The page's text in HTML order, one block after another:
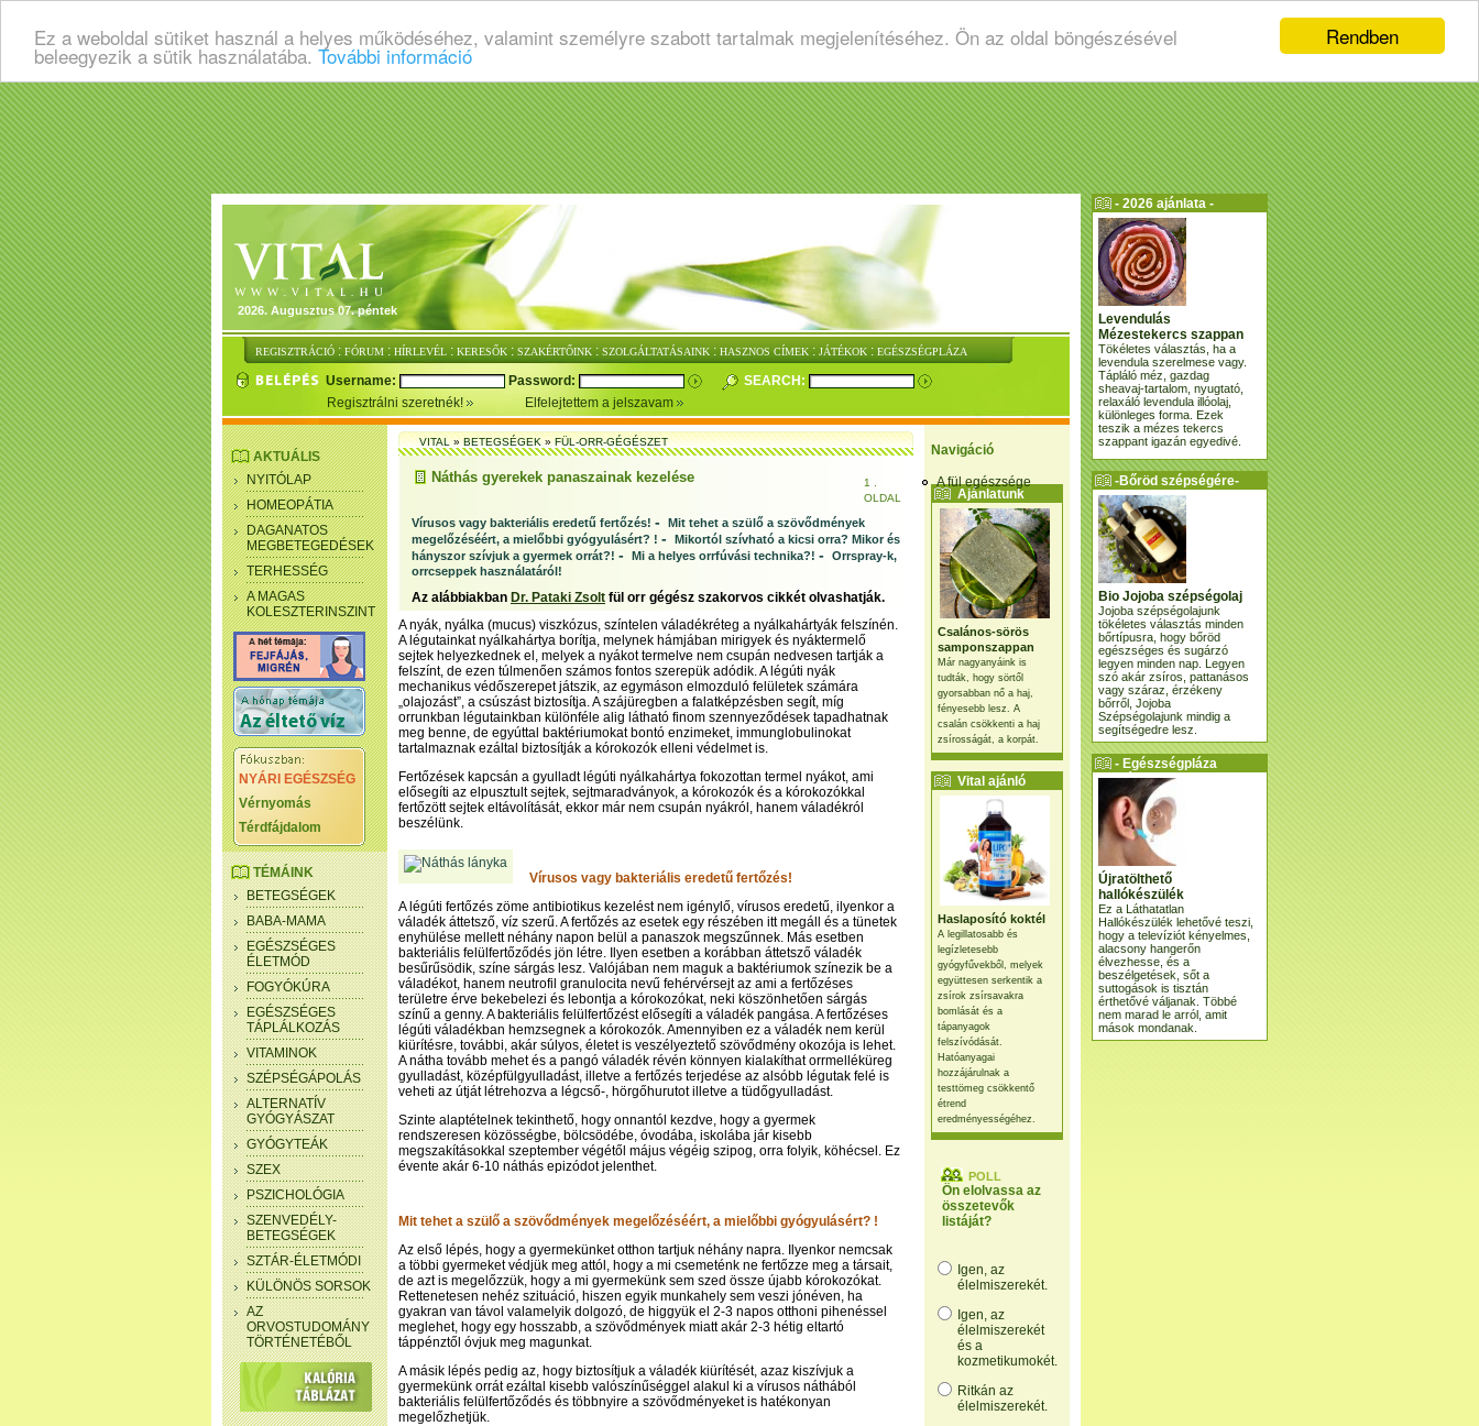
Rendben
Ez a weboldal sütiket használ a helyes működéséhez, valamint személyre szabott tartalmak megjelenítéséhez. Ön az oldal böngészésével
beleegyezik a sütik használatába. További információ
2026. Augusztus 07. péntek
REGISZTRÁCIÓ : FÓRUM : HÍRLEVÉL : KERESŐK : SZAKÉRTŐINK : SZOLGÁLTATÁSAINK : HASZNOS CÍMEK : JÁTÉKOK : EGÉSZSÉGPLÁZA
Username: Password:
SEARCH:
Regisztrálni szeretnék!
Elfelejtettem a jelszavam
Navigáció
A fül egészsége
Ajánlatunk
Csalános-sörös
samponszappan
Már nagyanyáink is
tudták, hogy sörtől
gyorsabban nő a haj,
fényesebb lesz. A
csalán csökkenti a haj
zsírosságát, a korpát.
Vital ajánló
Haslaposító koktél
A legillatosabb és
legízletesebb
gyógyfűvekből, melyek
együttesen serkentik a
zsírok zsírsavakra
bomlását és a
tápanyagok
felszívódását.
Hatóanyagai
hozzájárulnak a
testtömeg csökkentő
étrend
eredményességéhez.
POLL
Ön elolvassa az
összetevők
listáját?
Igen, az
élelmiszerekét.
Igen, az
élelmiszerekét
és a
kozmetikumokét.
Ritkán az
élelmiszerekét.
AKTUÁLIS
NYITÓLAP
HOMEOPÁTIA
DAGANATOS
MEGBETEGEDÉSEK
TERHESSÉG
A MAGAS
KOLESZTERINSZINT
NYÁRI EGÉSZSÉG
Vérnyomás
Térdfájdalom
TÉMÁINK
BETEGSÉGEK
BABA-MAMA
EGÉSZSÉGES
ÉLETMÓD
FOGYÓKÚRA
EGÉSZSÉGES
TÁPLÁLKOZÁS
VITAMINOK
SZÉPSÉGÁPOLÁS
ALTERNATÍV
GYÓGYÁSZAT
GYÓGYTEÁK
SZEX
PSZICHOLÓGIA
SZENVEDÉLY-
BETEGSÉGEK
SZTÁR-ÉLETMÓDI
KÜLÖNÖS SORSOK
AZ
ORVOSTUDOMÁNY
TÖRTÉNETÉBŐL
VITAL»BETEGSÉGEK»FÜL-ORR-GÉGÉSZET
Náthás gyerekek panaszainak kezelése
1 .
OLDAL
Vírusos vagy bakteriális eredetű fertőzés! - Mit tehet a szülő a szövődmények
megelőzéséért, a mielőbbi gyógyulásért? ! - Mikortól szívható a kicsi orra? Mikor és
hányszor szívjuk a gyermek orrát?! - Mi a helyes orrfúvási technika?! - Orrspray-k,
orrcseppek használatáról!
Az alábbiakban Dr. Pataki Zsolt fül orr gégész szakorvos cikkét olvashatják.
A nyák, nyálka (mucus) viszkózus, színtelen váladékréteg a nyálkahártyák felszínén.
A légutainkat nyálkahártya borítja, melynek hámjában mirigyek és nyáktermelő
sejtek helyezkednek el, melyek a nyákot termelve nem csupán nedvesen tartják a
felszínt, de ezen túlmenően számos fontos szerepük adódik. A légúti nyák
mechanikus védőszerepet játszik, az egymáson elmozduló felületek számára
„olajozást”, a csúszást biztosítja. A szájüregben a falatképzésben segít, míg
orrunkban légutainkban különféle alig látható finom szennyeződések tapadhatnak
meg benne, de egyúttal baktériumokat bontó enzimeket, immunglobulinokat
tartalmaznak ezáltal biztosítják a kórokozók elleni védelmet is.
Fertőzések kapcsán a gyulladt légúti nyálkahártya fokozottan termel nyákot, ami
elősegíti az elpusztult sejtek, sejtmaradványok, a kórokozók és a kórokozókkal
fertőzött sejtek eltávolítását, ekkor már nem csupán nyákról, hanem váladékról
beszélünk.
Vírusos vagy bakteriális eredetű fertőzés!
A légúti fertőzés zöme antibiotikus kezelést nem igénylő, vírusos eredetű, ilyenkor a
váladék áttetsző, víz szerű. A fertőzés az esetek egy részében itt megáll és a tünetek
enyhülése mellett néhány napon belül a panaszok megszűnnek. Más esetben
bakteriális felülfertőződés jön létre. Ilyen esetben a korábban áttetsző váladék
besűrűsödik, színe sárgás lesz. Valójában nem maguk a baktériumok színezik be a
váladékot, hanem neutrofil granulocita nevű fehérvérsejt az ami a fertőzéses
területre érve bekebelezi és lebontja a kórokozókat, neki köszönhetően sárgás
színű a genny. A bakteriális felülfertőzést elősegíti a váladék pangása. A fertőzéses
légúti váladékban hemzsegnek a kórokozók. Amennyiben ez a váladék nem kerül
kiürítésre, további, akár súlyos, életet is veszélyeztető szövődmény okozója is lehet.
A nátha tovább mehet és a pangó váladék révén könnyen kialakíthat orrmelléküreg
gyulladást, középfülgyulladást, illetve a fertőzés terjedése az alsóbb légutak felé is
veheti az útját létrehozva a légcső-, hörgőhurutot illetve a tüdőgyulladást.
Szinte alaptételnek tekinthető, hogy onnantól kezdve, hogy a gyermek
rendszeresen közösségbe, bölcsödébe, óvodába, iskolába jár kisebb
megszakításokkal szeptember végétől május végéig szipog, orra folyik, köhécsel. Ez
évente akár 6-10 náthás epizódot jelenthet.
Mit tehet a szülő a szövődmények megelőzéséért, a mielőbbi gyógyulásért? !
Az első lépés, hogy a gyermekünket otthon tartjuk néhány napra. Ilyenkor nemcsak
a többi gyermeket védjük meg attól, hogy a mi csemeténk ne fertőzze meg a társait,
de azt is megelőzzük, hogy a mi gyermekünk sem szed össze újabb kórokozókat.
Rettenetesen nehéz szituáció, hiszen egyik munkahely sem veszi jónéven, ha
gyakran van távol valamelyik dolgozó, de higgyük el 2-3 napos otthoni pihenéssel
meglehet, hogy egy hosszabb, a szövődmények miatt akár 2-3 hétig eltartó
táppénztől óvjuk meg magunkat.
A másik lépés pedig az, hogy biztosítjuk a váladék kiürítését, azaz kiszívjuk a
gyermekünk orrát ezáltal kisebb valószínűséggel alakul ki a vírusos náthából
bakteriális felülfertőződés és többnyire a szövődményeket is hatékonyan
megelőzhetjük.
- 2026 ajánlata -
Levendulás
Mézestekercs szappan
Tökéletes választás, ha a
levendula szerelmese vagy.
Tápláló méz, gazdag
sheavaj-tartalom, nyugtató,
relaxáló levendula illóolaj,
különleges forma. Ezek
teszik a mézes tekercs
szappant igazán egyedivé.
-Bőröd szépségére-
Bio Jojoba szépségolaj
Jojoba szépségolajunk
tökéletes választás minden
bőrtípusra, hogy bőröd
egészséges és sugárzó
legyen minden nap. Legyen
szó akár zsíros, pattanásos
vagy száraz, érzékeny
bőrről, Jojoba
Szépségolajunk mindig a
segítségedre lesz.
- Egészségpláza
ajánlatunk -
Újratölthető
hallókészülék
Ez a Láthatatlan
Hallókészülék lehetővé teszi,
hogy a televíziót kényelmes,
alacsony hangerőn
élvezhesse, és a
beszélgetések, sőt a
suttogások is tisztán
érthetővé váljanak. Többé
nem marad le arról, amit
mások mondanak.